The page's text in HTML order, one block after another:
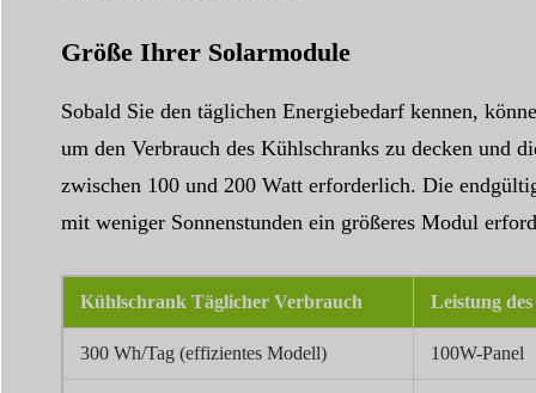
Größe Ihrer Solarmodule
Sobald Sie den täglichen Energiebedarf kennen,
um den Verbrauch des Kühlschranks zu decken und
zwischen 100 und 200 Watt erforderlich. Die
mit weniger Sonnenstunden ein größeres Modul
Kühlschrank Täglicher Verbrauch Leistung
300 Wh/Tag (effizientes Modell) 100W-Panel